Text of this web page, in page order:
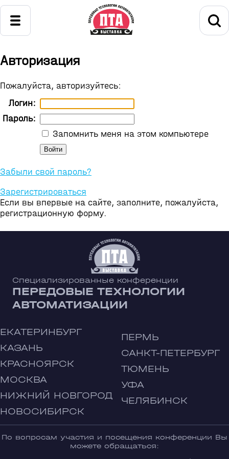
Авторизация
Пожалуйста, авторизуйтесь:
Логин:
Пароль:
Запомнить меня на этом компьютере
Забыли свой пароль?
Зарегистрироваться
Если вы впервые на сайте, заполните, пожалуйста,
регистрационную форму.
Специализированные конференции
ПЕРЕДОВЫЕ ТЕХНОЛОГИИ
АВТОМАТИЗАЦИИ
ЕКАТЕРИНБУРГ
КАЗАНЬ
КРАСНОЯРСК
МОСКВА
НИЖНИЙ НОВГОРОД
НОВОСИБИРСК
ПЕРМЬ
САНКТ-ПЕТЕРБУРГ
ТЮМЕНЬ
УФА
ЧЕЛЯБИНСК
По вопросам участия и посещения конференции Вы
можете обращаться: